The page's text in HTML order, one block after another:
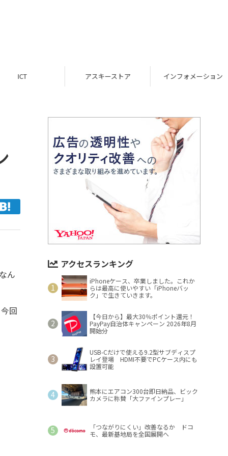
ICT アスキーストア インフォメーション
ん
回
アクセスランキング
iPhoneケース、卒業しました。これか
らは最高に使いやすい「iPhoneバッ
ク」で生きていきます。
【今日から】最大30％ポイント還元！
PayPay自治体キャンペーン 2026年8月
開始分
USB-Cだけで使える9.2型サブディスプ
レイ登場 HDMI不要でPCケース内にも
設置可能
熊本にエアコン300台即日納品、ビック
カメラに称賛「大ファインプレー」
「つながりにくい」改善なるか ドコ
モ、最新基地局を全国展開へ